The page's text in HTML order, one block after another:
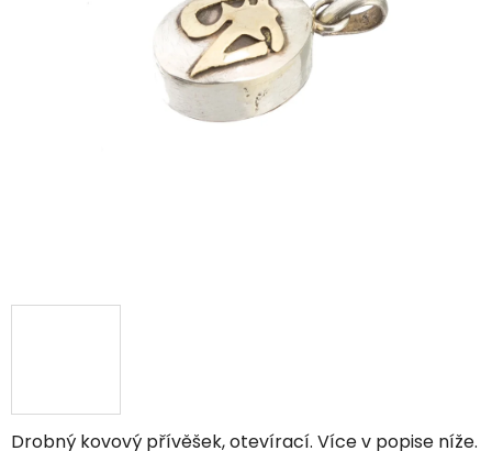
Drobný kovový přívěšek, otevírací. Více v popise níže.